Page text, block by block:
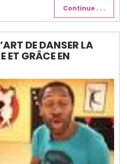
Continue . . .
DE DANSER LA
ET GRÂCE EN